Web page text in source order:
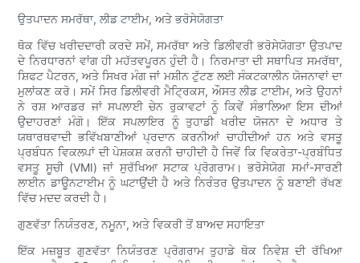
ਉਤਪਾਦਨ ਸਮਰੱਥਾ, ਲੀਡ ਟਾਈਮ, ਅਤੇ ਭਰੋਸੇਯੋਗਤਾ
ਥੋਕ ਵਿੱਚ ਖਰੀਦਦਾਰੀ ਕਰਦੇ ਸਮੇਂ, ਸਮਰੱਥਾ ਅਤੇ ਡਿਲੀਵਰੀ ਭਰੋਸੇਯੋਗਤਾ ਉਤਪਾਦ
ਦੇ ਨਿਰਧਾਰਨਾਂ ਵਾਂਗ ਹੀ ਮਹੱਤਵਪੂਰਨ ਹੁੰਦੀ ਹੈ। ਨਿਰਮਾਤਾ ਦੀ ਸਥਾਪਿਤ ਸਮਰੱਥਾ,
ਸ਼ਿਫਟ ਪੈਟਰਨ, ਅਤੇ ਸਿਖਰ ਮੰਗ ਜਾਂ ਮਸ਼ੀਨ ਟੁੱਟਣ ਲਈ ਸੰਕਟਕਾਲੀਨ ਯੋਜਨਾਵਾਂ ਦਾ
ਮੁਲਾਂਕਣ ਕਰੋ। ਸਮੇਂ ਸਿਰ ਡਿਲੀਵਰੀ ਮੈਟ੍ਰਿਕਸ, ਔਸਤ ਲੀਡ ਟਾਈਮ, ਅਤੇ ਉਹਨਾਂ
ਨੇ ਰਸ਼ ਆਰਡਰ ਜਾਂ ਸਪਲਾਈ ਚੇਨ ਰੁਕਾਵਟਾਂ ਨੂੰ ਕਿਵੇਂ ਸੰਭਾਲਿਆ ਇਸ ਦੀਆਂ
ਉਦਾਹਰਣਾਂ ਮੰਗੋ। ਇੱਕ ਸਪਲਾਇਰ ਨੂੰ ਤੁਹਾਡੀ ਖਰੀਦ ਯੋਜਨਾ ਦੇ ਅਧਾਰ ਤੇ
ਯਥਾਰਥਵਾਦੀ ਭਵਿੱਖਬਾਣੀਆਂ ਪ੍ਰਦਾਨ ਕਰਨੀਆਂ ਚਾਹੀਦੀਆਂ ਹਨ ਅਤੇ ਵਸਤੂ
ਪ੍ਰਬੰਧਨ ਵਿਕਲਪਾਂ ਦੀ ਪੇਸ਼ਕਸ਼ ਕਰਨੀ ਚਾਹੀਦੀ ਹੈ ਜਿਵੇਂ ਕਿ ਵਿਕਰੇਤਾ-ਪ੍ਰਬੰਧਿਤ
ਵਸਤੂ ਸੂਚੀ (VMI) ਜਾਂ ਸੁਰੱਖਿਆ ਸਟਾਕ ਪ੍ਰੋਗਰਾਮ। ਭਰੋਸੇਯੋਗ ਸਮਾਂ-ਸਾਰਣੀ
ਲਾਈਨ ਡਾਊਨਟਾਈਮ ਨੂੰ ਘਟਾਉਂਦੀ ਹੈ ਅਤੇ ਨਿਰੰਤਰ ਉਤਪਾਦਨ ਨੂੰ ਬਣਾਈ ਰੱਖਣ
ਵਿੱਚ ਮਦਦ ਕਰਦੀ ਹੈ।
ਗੁਣਵੱਤਾ ਨਿਯੰਤਰਣ, ਨਮੂਨਾ, ਅਤੇ ਵਿਕਰੀ ਤੋਂ ਬਾਅਦ ਸਹਾਇਤਾ
ਇੱਕ ਮਜ਼ਬੂਤ ​​ਗੁਣਵੱਤਾ ਨਿਯੰਤਰਣ ਪ੍ਰੋਗਰਾਮ ਤੁਹਾਡੇ ਥੋਕ ਨਿਵੇਸ਼ ਦੀ ਰੱਖਿਆ